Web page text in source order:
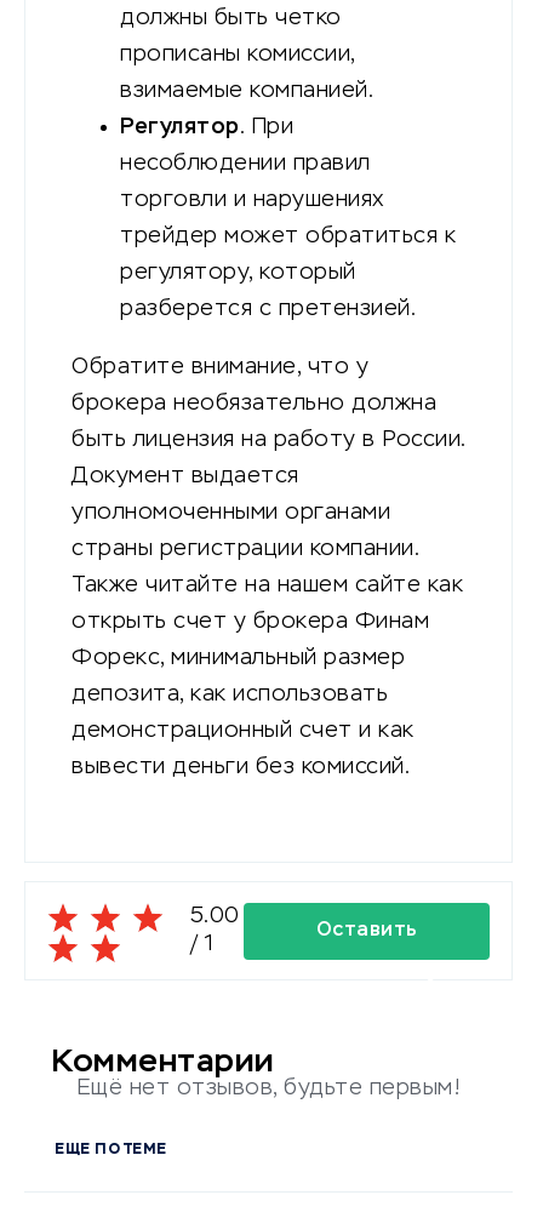
должны быть четко
прописаны комиссии,
взимаемые компанией.
Регулятор. При
несоблюдении правил
торговли и нарушениях
трейдер может обратиться к
регулятору, который
разберется с претензией.
Обратите внимание, что у
брокера необязательно должна
быть лицензия на работу в России.
Документ выдается
уполномоченными органами
страны регистрации компании.
Также читайте на нашем сайте как
открыть счет у брокера Финам
Форекс, минимальный размер
депозита, как использовать
демонстрационный счет и как
вывести деньги без комиссий.
5.00
/ 1
Оставить
Комментарии
Ещё нет отзывов, будьте первым!
ЕЩЕ ПО ТЕМЕ